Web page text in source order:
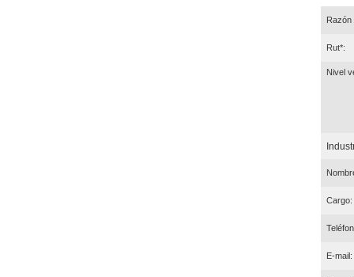
Razón
Rut*:
Nivel
Cargo:
E-mail: